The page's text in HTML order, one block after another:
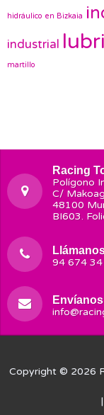
hidráulico en Bizkaia
industrial
martillo
Racing
Polígono
C/
48100
BI603.
94 674
Copyright © 2026